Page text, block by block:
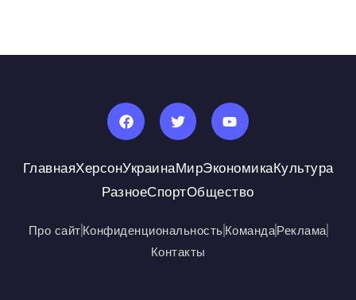
ГлавнаяХерсонУкраинаМирЭкономикаКультура
РазноеСпортОбщество
Про сайтКонфиденциональностьКомандаРеклама
Контакты